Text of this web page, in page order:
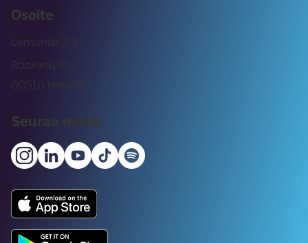
Osoite
Rockway Oy
Lemuntie 3-5
00510 Helsinki
Seuraa meitä